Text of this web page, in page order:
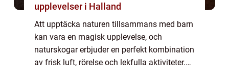
upplevelser i Halland
Att upptäcka naturen tillsammans med barn
kan vara en magisk upplevelse, och
naturskogar erbjuder en perfekt kombination
av frisk luft, rörelse och lekfulla aktiviteter.